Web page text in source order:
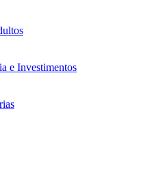
e Investimentos